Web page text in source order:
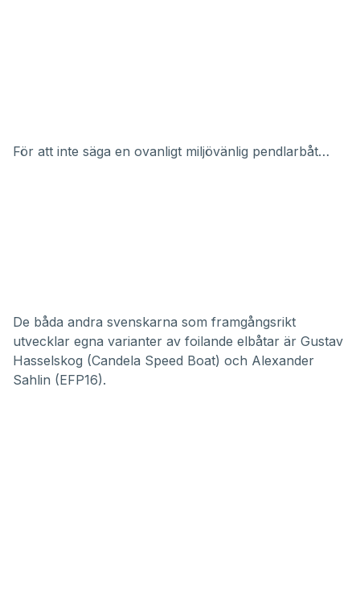
För att inte säga en ovanligt miljövänlig pendlarbåt…
De båda andra svenskarna som framgångsrikt
utvecklar egna varianter av foilande elbåtar är Gustav
Hasselskog (Candela Speed Boat) och Alexander
Sahlin (EFP16).